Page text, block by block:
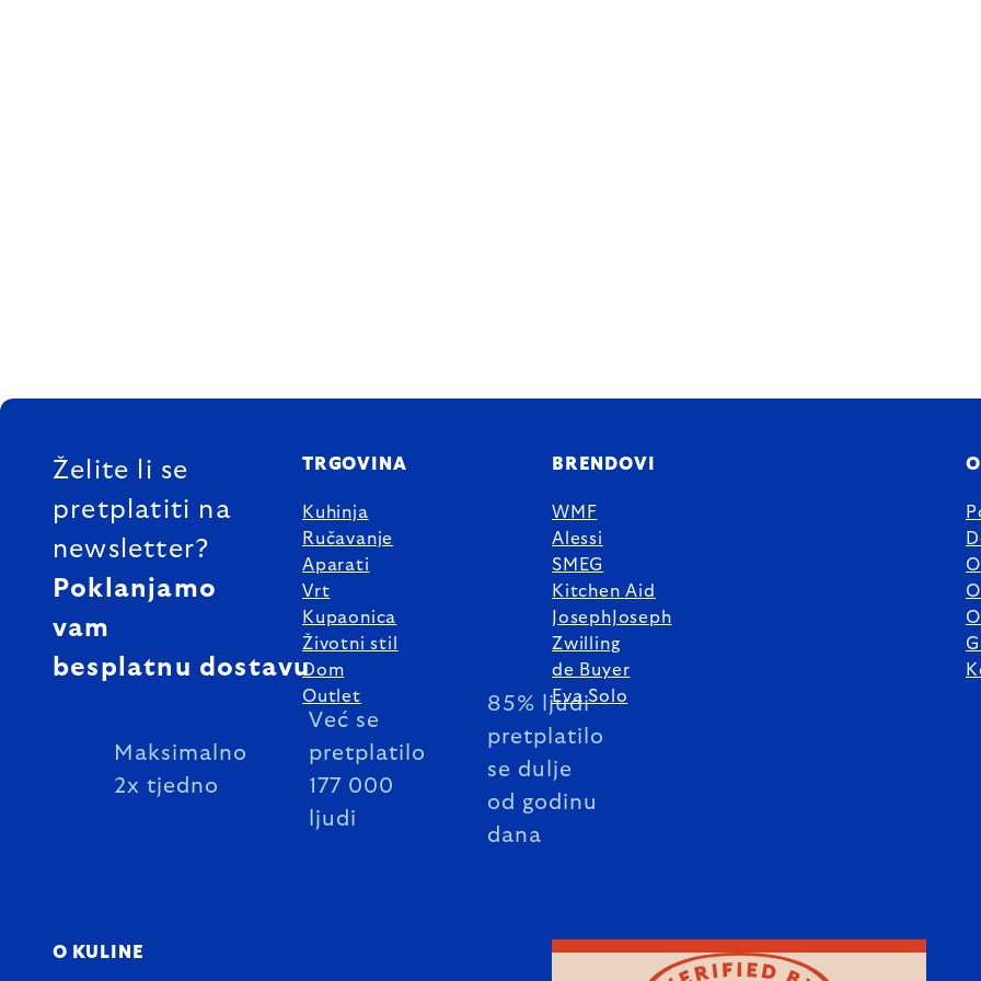
FOOTER
Želite li se
pretplatiti na
newsletter?
Poklanjamo
vam
besplatnu dostavu
Maksimalno
2x tjedno
Već se
pretplatilo
177 000
ljudi
85% ljudi
pretplatilo
se dulje
od godinu
dana
TRGOVINA
Kuhinja
Ručavanje
Aparati
Vrt
Kupaonica
Životni stil
Dom
Outlet
BRENDOVI
WMF
Alessi
SMEG
Kitchen Aid
JosephJoseph
Zwilling
de Buyer
Eva Solo
O KULINE